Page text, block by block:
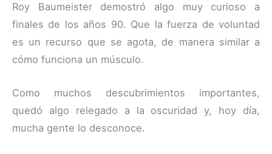
Roy Baumeister demostró algo muy curioso a
finales de los años 90. Que la fuerza de voluntad
es un recurso que se agota, de manera similar a
cómo funciona un músculo.
Como muchos descubrimientos importantes,
quedó algo relegado a la oscuridad y, hoy día,
mucha gente lo desconoce.